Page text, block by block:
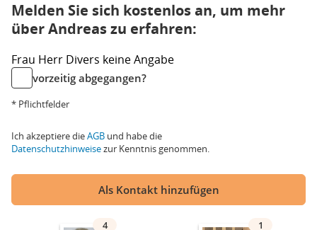
Melden Sie sich kostenlos an, um mehr
über Andreas zu erfahren:
Frau Herr Divers keine Angabe
vorzeitig abgegangen?
* Pflichtfelder
Ich akzeptiere dieAGB und habe die
Datenschutzhinweisezur Kenntnis genommen.
Als Kontakt hinzufügen
4 1